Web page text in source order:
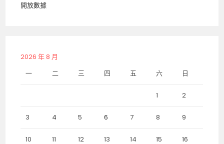
開放數據
2026 年 8 月
一
二 三 四 五 六 日
1 2
3 4 5 6 7 8 9
10 11 12 13 14 15 16